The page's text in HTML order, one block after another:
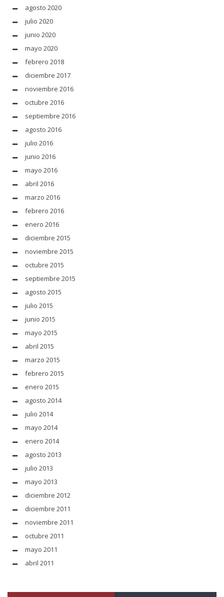
agosto 2020
julio 2020
junio 2020
mayo 2020
febrero 2018
diciembre 2017
noviembre 2016
octubre 2016
septiembre 2016
agosto 2016
julio 2016
junio 2016
mayo 2016
abril 2016
marzo 2016
febrero 2016
enero 2016
diciembre 2015
noviembre 2015
octubre 2015
septiembre 2015
agosto 2015
julio 2015
junio 2015
mayo 2015
abril 2015
marzo 2015
febrero 2015
enero 2015
agosto 2014
julio 2014
mayo 2014
enero 2014
agosto 2013
julio 2013
mayo 2013
diciembre 2012
diciembre 2011
noviembre 2011
octubre 2011
mayo 2011
abril 2011